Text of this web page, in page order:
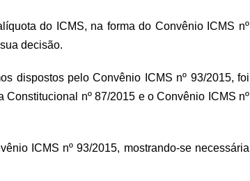
do ICMS, na forma do Convênio ICMS nº
decisão.
dispostos pelo Convênio ICMS nº 93/2015, foi
nº 87/2015 e o Convênio ICMS nº
ICMS nº 93/2015, mostrando-se necessária